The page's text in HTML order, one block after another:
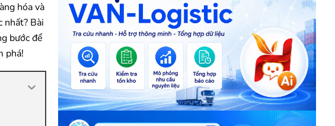
hóa và
nhất? Bài
bước để
phá!